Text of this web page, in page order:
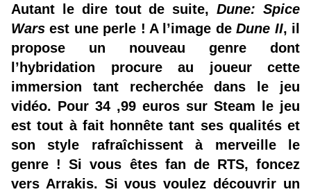
Autant le dire tout de suite,Dune: Spice
Wars est une perle ! A l’image deDune II, il
propose un nouveau genre dont
l’hybridation procure au joueur cette
immersion tant recherchée dans le jeu
vidéo. Pour 34 ,99 euros sur Steam le jeu
est tout à fait honnête tant ses qualités et
son style rafraîchissent à merveille le
genre ! Si vous êtes fan de RTS, foncez
vers Arrakis. Si vous voulez découvrir un